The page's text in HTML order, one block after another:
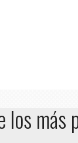
los más